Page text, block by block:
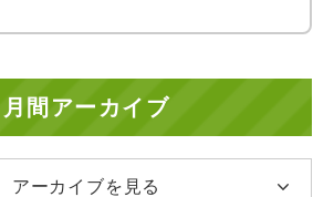
月間アーカイブ
アーカイブを見る